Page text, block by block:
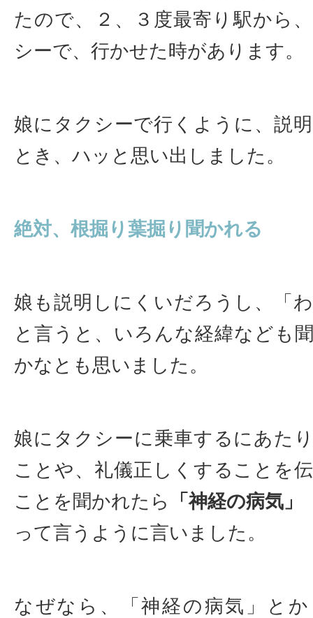
たので、２、３度最寄り駅から
シーで、行かせた時があります。
娘にタクシーで行くように、説
とき、ハッと思い出しました。
絶対、根掘り葉掘り聞かれる
娘も説明しにくいだろうし、「
と言うと、いろんな経緯なども
かなとも思いました。
娘にタクシーに乗車するにあた
ことや、礼儀正しくすることを
ことを聞かれたら
「神経の病気」
って言うように言いました。
なぜなら、「神経の病気」と